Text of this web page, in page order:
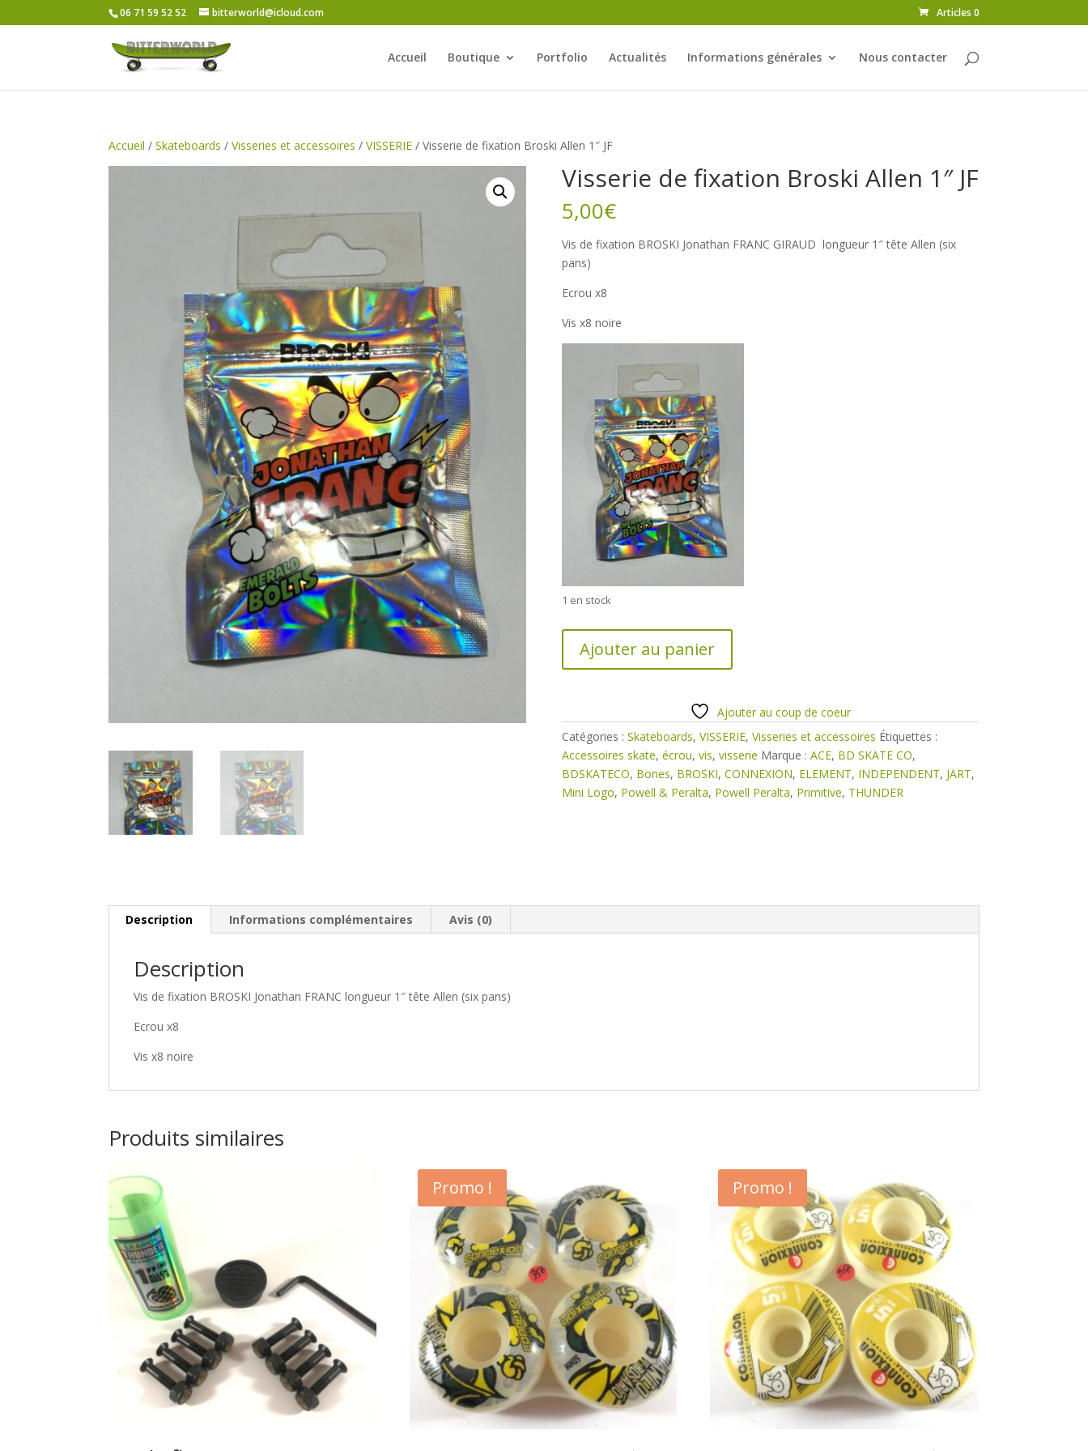
06 71 59 52 52 bitterworld@icloud.com Articles 0
Accueil Boutique Portfolio Actualités Informations générales Nous contacter
Accueil /Skateboards /Visseries et accessoires /VISSERIE / Visserie de fixation Broski Allen 1″ JF
Visserie de fixation Broski Allen 1″ JF
5,00€
Vis de fixation BROSKI Jonathan FRANC GIRAUD longueur 1″ tête Allen (six
pans)
Ecrou x8
Vis x8 noire
1 en stock
Visserie
Broski
Allen
1"
JF
Ajouter au panier
Ajouter au coup de coeur
Catégories : Skateboards, VISSERIE, Visseries et accessoires Étiquettes :
Accessoires skate, écrou, vis, visserie Marque : ACE, BD SKATE CO,
BDSKATECO, Bones, BROSKI, CONNEXION, ELEMENT, INDEPENDENT, JART,
Mini Logo, Powell & Peralta, Powell Peralta, Primitive, THUNDER
Description Informations complémentaires Avis (0)
Description
Vis de fixation BROSKI Jonathan FRANC longueur 1″ tête Allen (six pans)
Ecrou x8
Vis x8 noire
Produits similaires
Promo ! Promo !